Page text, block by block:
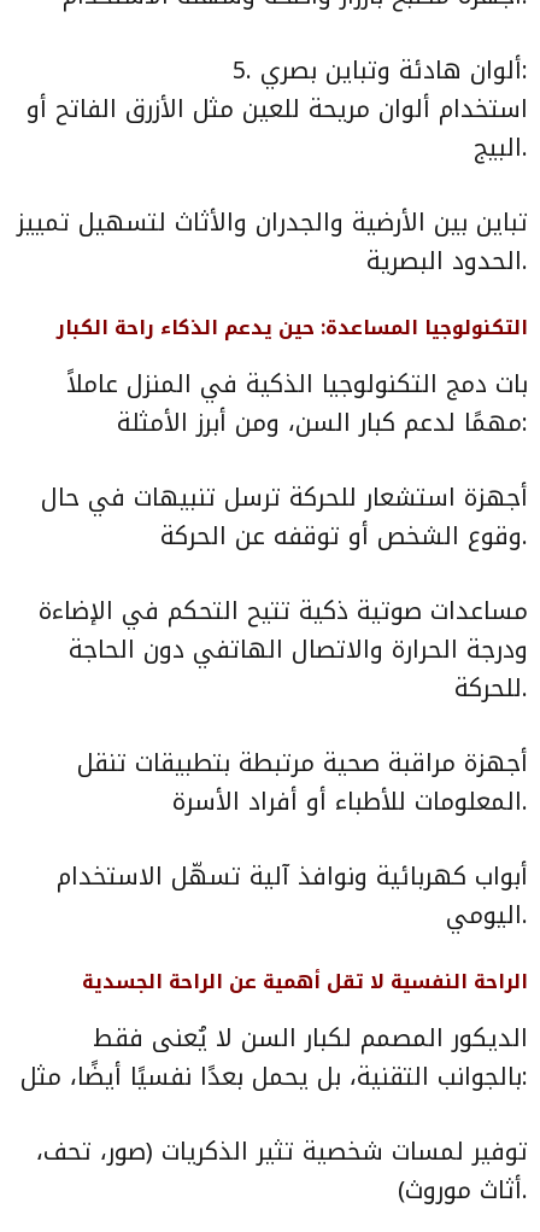
5. ألوان هادئة وتباين بصري:
استخدام ألوان مريحة للعين مثل الأزرق الفاتح أو
البيج.
تباين بين الأرضية والجدران والأثاث لتسهيل تمييز
الحدود البصرية.
التكنولوجيا المساعدة: حين يدعم الذكاء راحة الكبار
بات دمج التكنولوجيا الذكية في المنزل عاملاً
مهمًا لدعم كبار السن، ومن أبرز الأمثلة:
أجهزة استشعار للحركة ترسل تنبيهات في حال
وقوع الشخص أو توقفه عن الحركة.
مساعدات صوتية ذكية تتيح التحكم في الإضاءة
ودرجة الحرارة والاتصال الهاتفي دون الحاجة
للحركة.
أجهزة مراقبة صحية مرتبطة بتطبيقات تنقل
المعلومات للأطباء أو أفراد الأسرة.
أبواب كهربائية ونوافذ آلية تسهّل الاستخدام
اليومي.
الراحة النفسية لا تقل أهمية عن الراحة الجسدية
الديكور المصمم لكبار السن لا يُعنى فقط
بالجوانب التقنية، بل يحمل بعدًا نفسيًا أيضًا، مثل:
توفير لمسات شخصية تثير الذكريات (صور، تحف،
أثاث موروث).